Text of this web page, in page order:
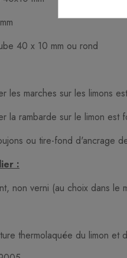
40 x 10 mm ou rond
les marches sur les limons
la rambarde sur le limon est
ou tire-fond d'ancrage
:
non verni (au choix dans le
thermolaquée du limon et